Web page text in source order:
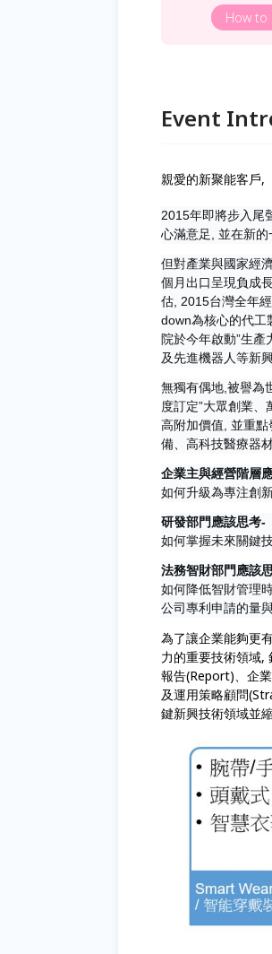
How to
Event
親愛的新聚能客戶,
2015年即將步入尾
心滿意足, 並在新的
但對產業與國家經
個月出口呈現負成
估, 2015台灣全年
down為核心的代工
院於今年啟動”生
及先進機器人等新
無獨有偶地,被譽為
度訂定”大眾創業
高附加價值, 並重
備、高科技醫療器
企業主與經營階層
如何升級為專注創
研發部門應該思考-
如何掌握未來關鍵
法務智財部門應該
如何降低智財管理
公司專利申請的量
為了讓企業能夠更
力的重要技術領域,
報告(Report)、企
及運用策略顧問
鍵新興技術領域並